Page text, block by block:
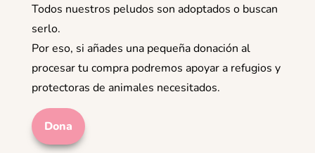
Todos nuestros peludos son adoptados o buscan
serlo.
Por eso, si añades una pequeña donación al
procesar tu compra podremos apoyar a refugios y
protectoras de animales necesitados.
Dona